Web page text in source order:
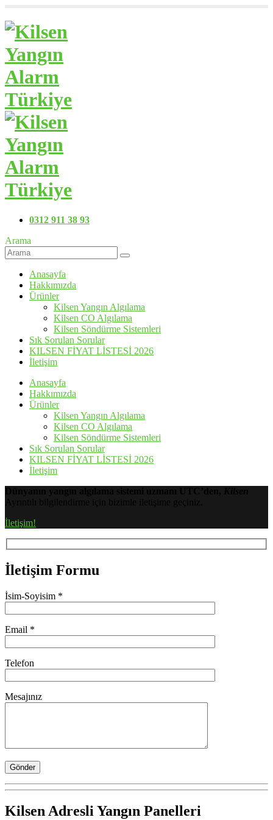
0312 911 38 93
Arama
Anasayfa
Hakkımızda
Ürünler
Kilsen Yangın Algılama
Kilsen CO Algılama
Kilsen Söndürme Sistemleri
Sık Sorulan Sorular
KILSEN FİYAT LİSTESİ 2026
İletişim
Anasayfa
Hakkımızda
Ürünler
Kilsen Yangın Algılama
Kilsen CO Algılama
Kilsen Söndürme Sistemleri
Sık Sorulan Sorular
KILSEN FİYAT LİSTESİ 2026
İletişim
İletişim!
İletişim Formu
İsim-Soyisim *
Email *
Telefon
Mesajınız
Kilsen Adresli Yangın Panelleri